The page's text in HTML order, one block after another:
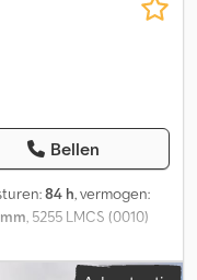
Bellen
84 h, vermogen:
, 5255 LMCS (0010)
(0020) Z571 Lange
trekhaak (0040)